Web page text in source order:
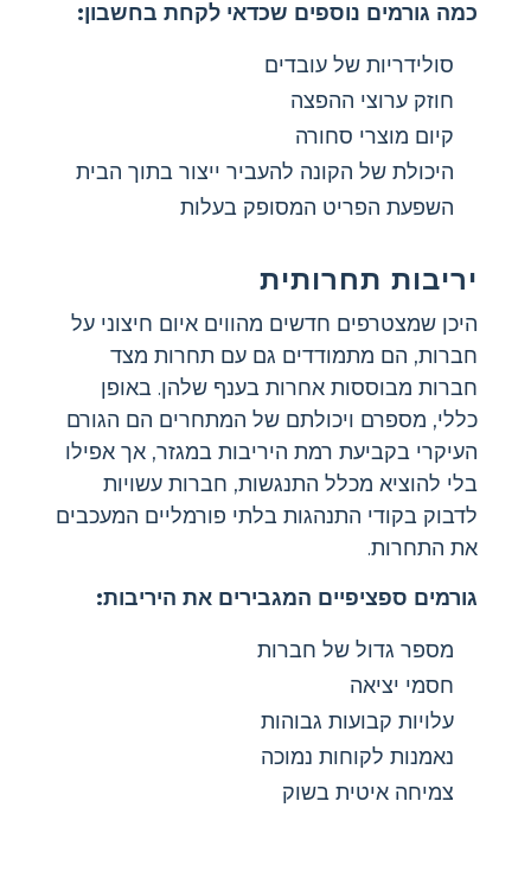
כמה גורמים נוספים שכדאי לקחת בחשבון:
סולידריות של עובדים
חוזק ערוצי ההפצה
קיום מוצרי סחורה
היכולת של הקונה להעביר ייצור בתוך הבית
השפעת הפריט המסופק בעלות
יריבות תחרותית
היכן שמצטרפים חדשים מהווים איום חיצוני על
חברות, הם מתמודדים גם עם תחרות מצד
חברות מבוססות אחרות בענף שלהן. באופן
כללי, מספרם ויכולתם של המתחרים הם הגורם
העיקרי בקביעת רמת היריבות במגזר, אך אפילו
בלי להוציא מכלל התנגשות, חברות עשויות
לדבוק בקודי התנהגות בלתי פורמליים המעכבים
את התחרות.
גורמים ספציפיים המגבירים את היריבות:
מספר גדול של חברות
חסמי יציאה
עלויות קבועות גבוהות
נאמנות לקוחות נמוכה
צמיחה איטית בשוק